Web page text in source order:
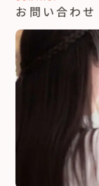
お問い合わせ